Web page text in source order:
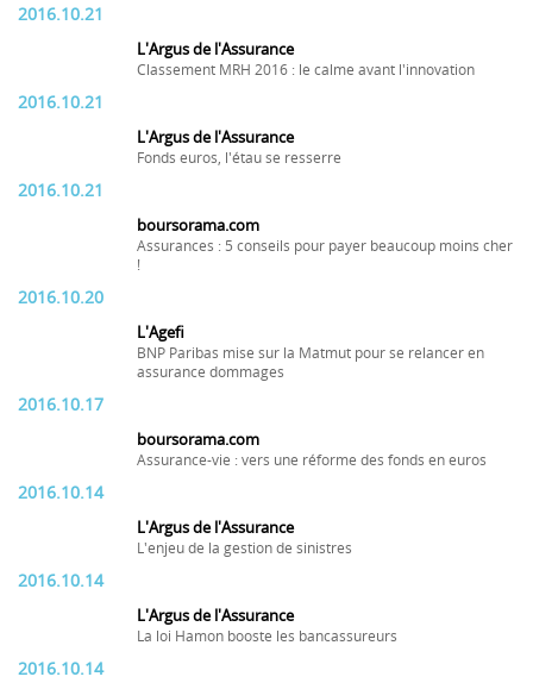
2016.10.21
L'Argus de l'Assurance
Classement MRH 2016 : le calme avant l'innovation
2016.10.21
L'Argus de l'Assurance
Fonds euros, l'étau se resserre
2016.10.21
boursorama.com
Assurances : 5 conseils pour payer beaucoup moins cher
!
2016.10.20
L'Agefi
BNP Paribas mise sur la Matmut pour se relancer en
assurance dommages
2016.10.17
boursorama.com
Assurance-vie : vers une réforme des fonds en euros
2016.10.14
L'Argus de l'Assurance
L'enjeu de la gestion de sinistres
2016.10.14
L'Argus de l'Assurance
La loi Hamon booste les bancassureurs
2016.10.14